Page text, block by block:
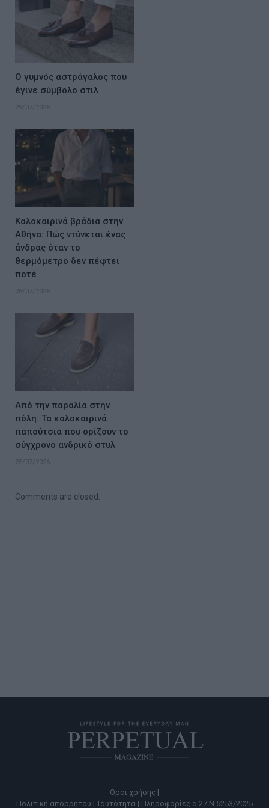
Ο γυμνός αστράγαλος που
έγινε σύμβολο στιλ
29/07/2026
Καλοκαιρινά βράδια στην
Αθήνα: Πώς ντύνεται ένας
άνδρας όταν το
θερμόμετρο δεν πέφτει
ποτέ
28/07/2026
Από την παραλία στην
πόλη: Τα καλοκαιρινά
παπούτσια που ορίζουν το
σύγχρονο ανδρικό στυλ
25/07/2026
Comments are closed.
Όροι χρήσης |
Πολιτική απορρήτου | Ταυτότητα | Πληροφορίες α.27 Ν.5253/2025